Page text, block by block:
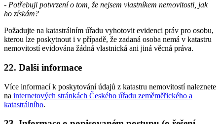
- Potřebuji potvrzení o tom, že nejsem vlastníkem nemovitosti, jak
ho získám?
Požadujte na katastrálním úřadu vyhotovit evidenci práv pro osobu,
kterou lze poskytnout i v případě, že zadaná osoba nemá v katastru
nemovitostí evidována žádná vlastnická ani jiná věcná práva.
22. Další informace
Více informací k poskytování údajů z katastru nemovitostí naleznete
na internetových stránkách Českého úřadu zeměměřického a
katastrálního.